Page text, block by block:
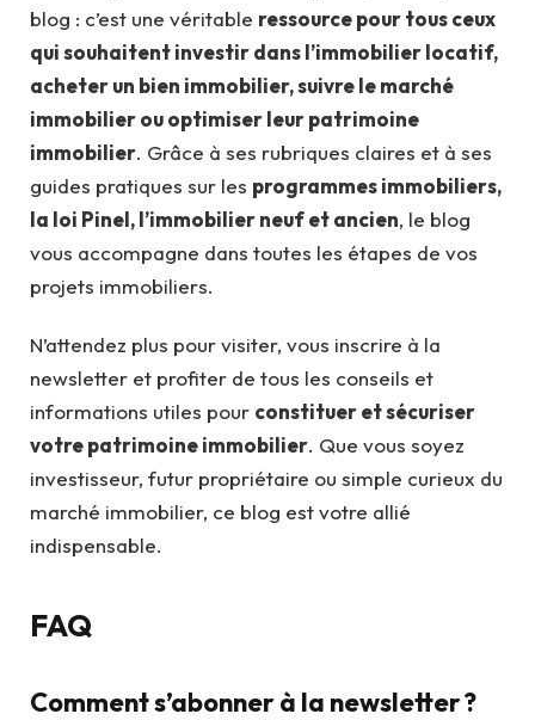
blog : c’est une véritable ressource pour tous ceux
qui souhaitent investir dans l’immobilier locatif,
acheter un bien immobilier, suivre le marché
immobilier ou optimiser leur patrimoine
immobilier. Grâce à ses rubriques claires et à ses
guides pratiques sur les programmes immobiliers,
la loi Pinel, l’immobilier neuf et ancien, le blog
vous accompagne dans toutes les étapes de vos
projets immobiliers.
N’attendez plus pour visiter, vous inscrire à la
newsletter et profiter de tous les conseils et
informations utiles pour constituer et sécuriser
votre patrimoine immobilier. Que vous soyez
investisseur, futur propriétaire ou simple curieux du
marché immobilier, ce blog est votre allié
indispensable.
FAQ
Comment s’abonner à la newsletter ?